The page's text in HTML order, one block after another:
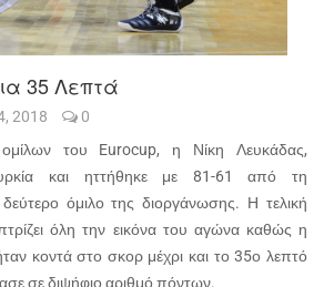
35 Λεπτά
2018
0
του Eurocup, η Νίκη Λευκάδας,
και ηττήθηκε με 81-61 από τη
όμιλο της διοργάνωσης. Η τελική
όλη την εικόνα του αγώνα καθώς η
κοντά στο σκορ μέχρι και το 35ο λεπτό
σε διψήφιο αριθμό πόντων.